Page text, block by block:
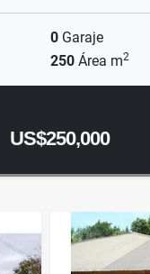
0 Garaje
250 Área m2
US$250,000